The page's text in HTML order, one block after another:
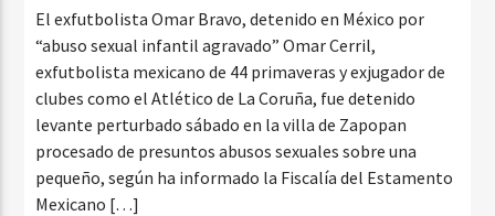
El exfutbolista Omar Bravo, detenido en México por
“abuso sexual infantil agravado” Omar Cerril,
exfutbolista mexicano de 44 primaveras y exjugador de
clubes como el Atlético de La Coruña, fue detenido
levante perturbado sábado en la villa de Zapopan
procesado de presuntos abusos sexuales sobre una
pequeño, según ha informado la Fiscalía del Estamento
Mexicano […]